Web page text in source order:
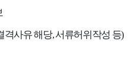
격사유 해당,서류허위작성 등)